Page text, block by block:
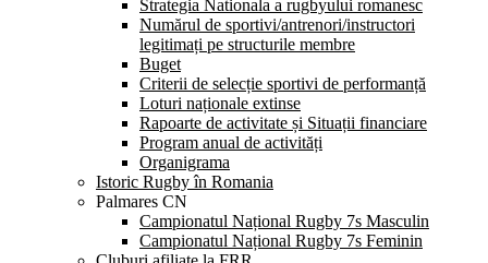
Strategia Nationala a rugbyului romanesc
Numărul de sportivi/antrenori/instructori
legitimați pe structurile membre
Buget
Criterii de selecție sportivi de performanță
Loturi naționale extinse
Rapoarte de activitate și Situații financiare
Program anual de activități
Organigrama
Istoric Rugby în Romania
Palmares CN
Campionatul Național Rugby 7s Masculin
Campionatul Național Rugby 7s Feminin